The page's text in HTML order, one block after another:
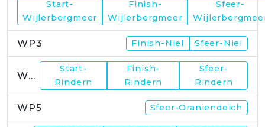
Start-
Wijlerbergmeer
Finish-
Wijlerbergmeer
Sfeer-
WP3 Finish-Niel Sfeer-Niel
WP4
Start-
Rindern
Finish-
Rindern
Sfeer-
Rindern
WP5 Sfeer-Oraniendeich